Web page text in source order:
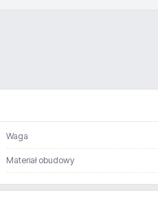
Waga
Materiał obudowy